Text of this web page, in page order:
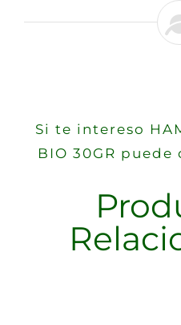
Si te intereso
BIO 30GR